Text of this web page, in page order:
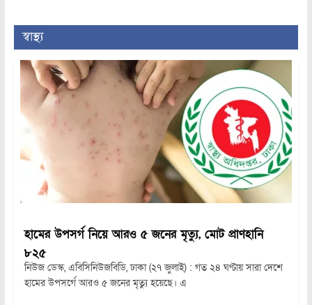
স্বাস্থ্য
হামের উপসর্গ নিয়ে আরও ৫ জনের মৃত্যু, মোট প্রাণহানি
৮২৫
নিউজ ডেস্ক, এবিসিনিউজবিডি, ঢাকা (২৭ জুলাই) : গত ২৪ ঘণ্টায় সারা দেশে
হামের উপসর্গে আরও ৫ জনের মৃত্যু হয়েছে। এ